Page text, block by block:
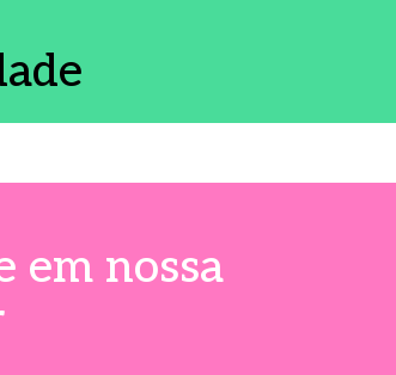
em nossa